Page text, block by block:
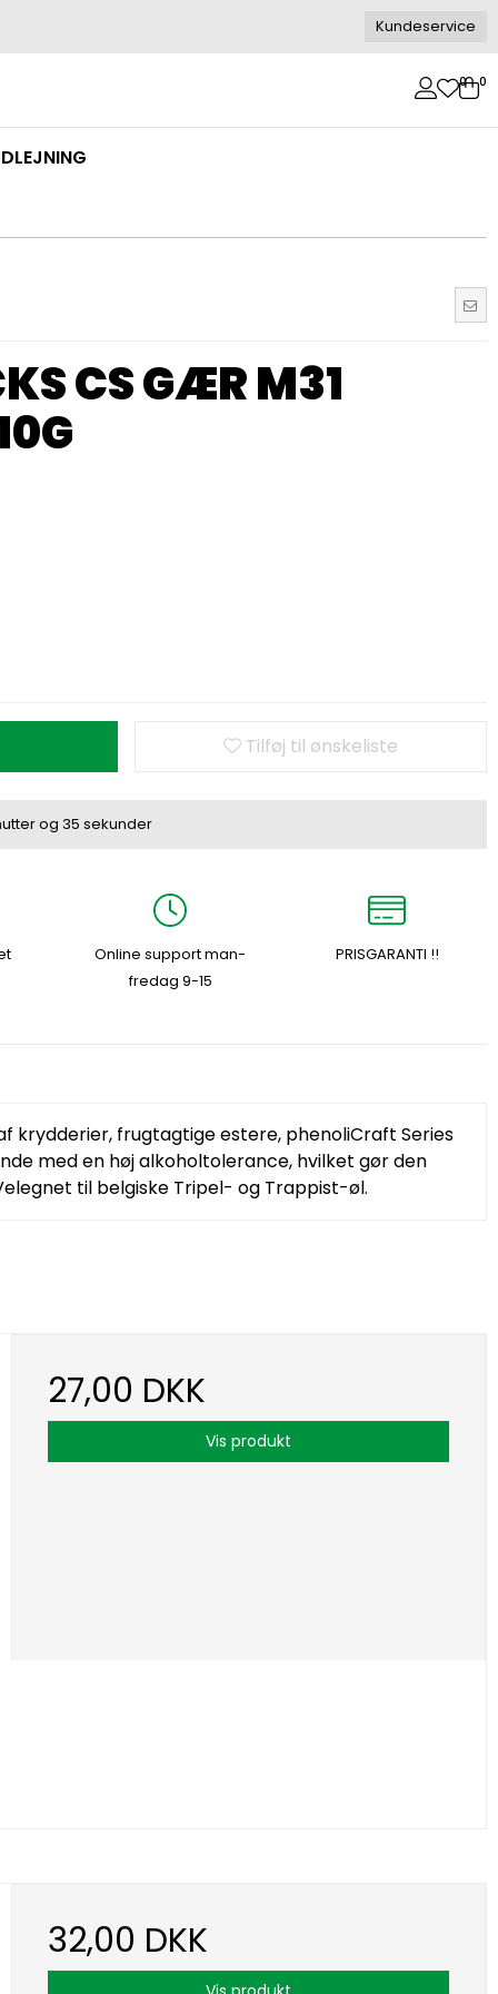
Kundeservice
0 0
CS GÆR M31
Tilføj til ønskeliste
og 34 sekunder
Online support man-
fredag 9-15
PRISGARANTI !!
krydderier, frugtagtige estere, phenoliCraft Series
med en høj alkoholtolerance, hvilket gør den
til belgiske Tripel- og Trappist-øl.
27,00 DKK
Vis produkt
32,00 DKK